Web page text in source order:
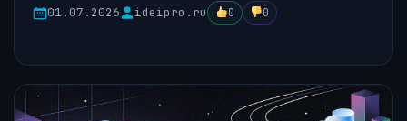
01.07.2026 ideipro.ru 0 0